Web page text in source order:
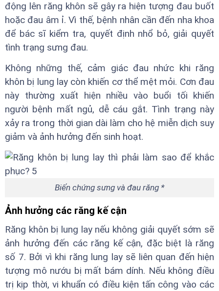
động lên răng khôn sẽ gây ra hiện tượng đau buốt
hoặc đau âm ỉ. Vì thế, bệnh nhân cần đến nha khoa
để bác sĩ kiểm tra, quyết định nhổ bỏ, giải quyết
tình trạng sưng đau.
Không những thế, cảm giác đau nhức khi răng
khôn bị lung lay còn khiến cơ thể mệt mỏi. Cơn đau
này thường xuất hiện nhiều vào buổi tối khiến
người bệnh mất ngủ, dễ cáu gắt. Tình trạng này
xảy ra trong thời gian dài làm cho hệ miễn dịch suy
giảm và ảnh hưởng đến sinh hoạt.
Biến chứng sưng và đau răng *
Ảnh hưởng các răng kế cận
Răng khôn bị lung lay nếu không giải quyết sớm sẽ
ảnh hưởng đến các răng kế cận, đặc biệt là răng
số 7. Bởi vì khi răng lung lay sẽ liên quan đến hiện
tượng mô nướu bị mất bám dính. Nếu không điều
trị kịp thời, vi khuẩn có điều kiện tấn công vào các